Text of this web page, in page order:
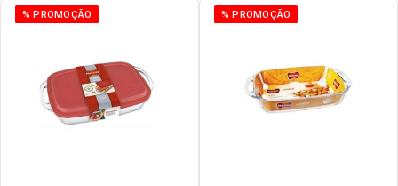
% PROMOÇÃO % PROMOÇÃO